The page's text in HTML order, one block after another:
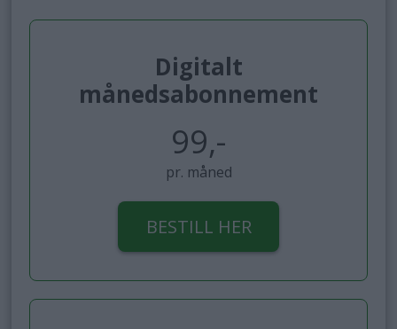
Digitalt
månedsabonnement
99,-
pr. måned
BESTILL HER